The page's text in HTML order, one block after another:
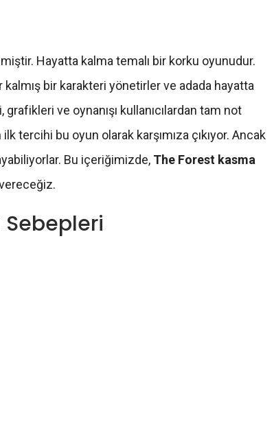
Hayatta kalma temalı bir korku oyunudur.
bir karakteri yönetirler ve adada hayatta
ve oynanışı kullanıcılardan tam not
tercihi bu oyun olarak karşımıza çıkıyor. Ancak
Bu içeriğimizde, The Forest kasma
Sebepleri